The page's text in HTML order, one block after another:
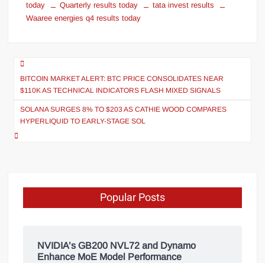
today
Quarterly results today
tata invest results
Waaree energies q4 results today
BITCOIN MARKET ALERT: BTC PRICE CONSOLIDATES NEAR
$110K AS TECHNICAL INDICATORS FLASH MIXED SIGNALS
SOLANA SURGES 8% TO $203 AS CATHIE WOOD COMPARES
HYPERLIQUID TO EARLY-STAGE SOL
Popular Posts
NVIDIA’s GB200 NVL72 and Dynamo
Enhance MoE Model Performance